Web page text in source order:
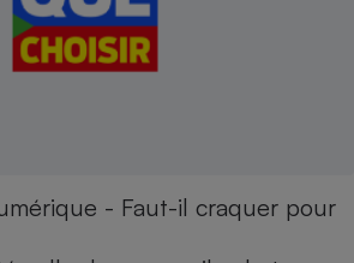
- Faut-il craquer pour